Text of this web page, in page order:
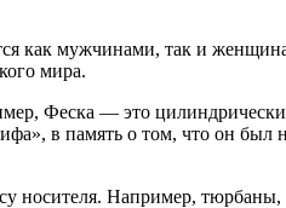
как мужчинами, так и
мира.
Феска — это
в память о том, что он
носителя. Например,